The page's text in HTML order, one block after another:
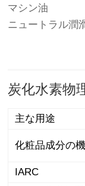
マシン油
ニュートラル潤
炭化水素物
主な用途
化粧品成分の
IARC